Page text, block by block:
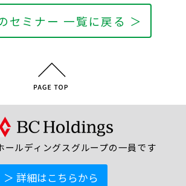
セミナー 一覧に戻る ＞
ールディングスグループの一員です
＞ 詳細はこちらから